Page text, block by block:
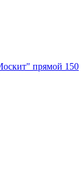
прямой 150